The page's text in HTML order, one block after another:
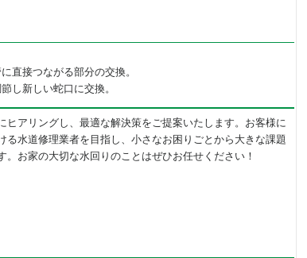
直接つながる部分の交換。
し新しい蛇口に交換。
ヒアリングし、最適な解決策をご提案いたします。お客様に
る水道修理業者を目指し、小さなお困りごとから大きな課題
。お家の大切な水回りのことはぜひお任せください！